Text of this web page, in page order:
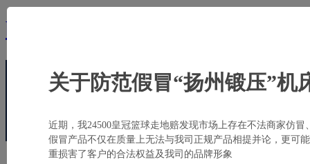
bb亚太德国狼堡,贝博狼堡亚太
关于防范假冒“扬州锻压”机
近期，我24500皇冠篮球走地赔发现市场上存在不法商家仿冒
假冒产品不仅在质量上无法与我司正规产品相提并论，更可
重损害了客户的合法权益及我司的品牌形象